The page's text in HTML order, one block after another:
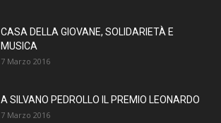
CASA DELLA GIOVANE, SOLIDARIETÀ E
MUSICA
7 Marzo 2016
A SILVANO PEDROLLO IL PREMIO LEONARDO
7 Marzo 2016